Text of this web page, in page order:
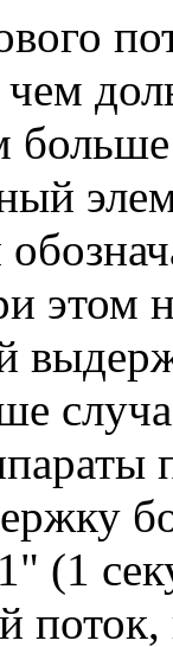
этом
(1